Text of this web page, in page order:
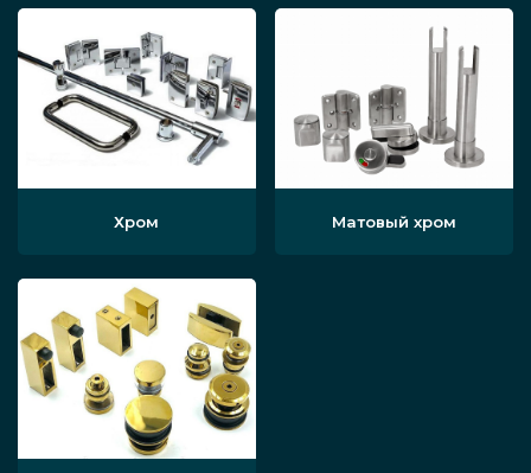
Хром Матовый хром